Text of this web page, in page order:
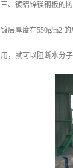
三、镀铝锌镁钢板的
镀层厚度在550g/m2
用，就可以阻断水分